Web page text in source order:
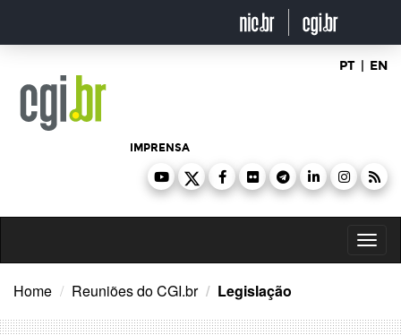
o
PT | EN
IMPRENSA
Home Reuniões do CGI.br Legislação